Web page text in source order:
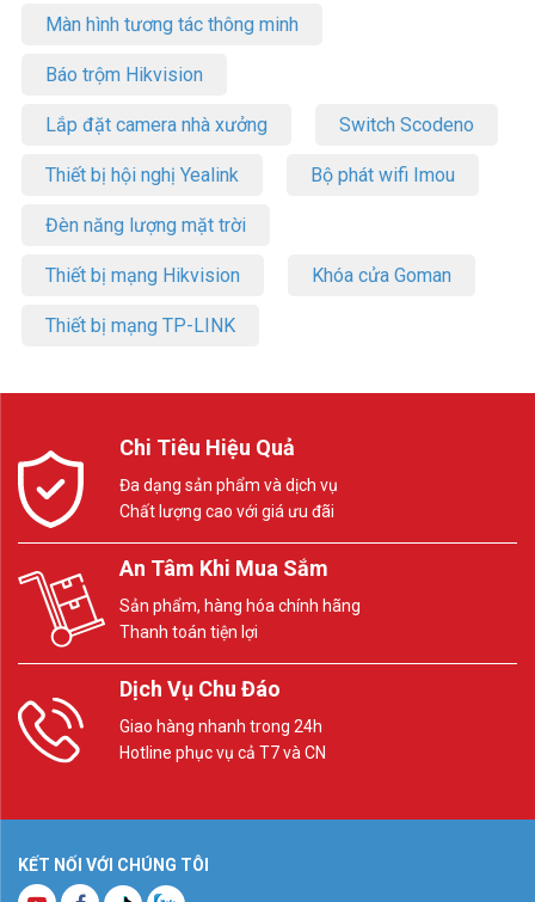
Màn hình tương tác thông minh
Báo trộm Hikvision
Lắp đặt camera nhà xưởng Switch Scodeno
Thiết bị hội nghị Yealink Bộ phát wifi Imou
Đèn năng lượng mặt trời
Thiết bị mạng Hikvision Khóa cửa Goman
Thiết bị mạng TP-LINK
Chi Tiêu Hiệu Quả
Đa dạng sản phẩm và dịch vụ
Chất lượng cao với giá ưu đãi
An Tâm Khi Mua Sắm
Sản phẩm, hàng hóa chính hãng
Thanh toán tiện lợi
Dịch Vụ Chu Đáo
Giao hàng nhanh trong 24h
Hotline phục vụ cả T7 và CN
KẾT NỐI VỚI CHÚNG TÔI